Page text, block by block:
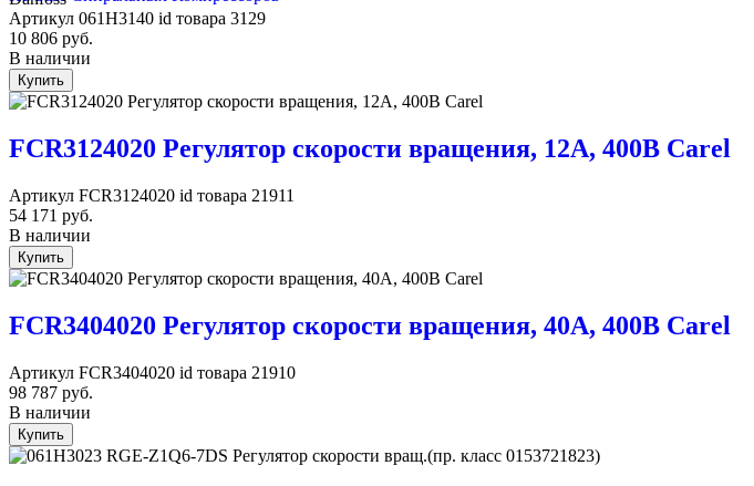
Артикул 061H3140 id товара 3129
10 806 руб.
В наличии
Купить
FCR3124020 Регулятор скорости вращения, 12А, 400В Carel
Артикул FCR3124020 id товара 21911
54 171 руб.
В наличии
Купить
FCR3404020 Регулятор скорости вращения, 40А, 400В Carel
Артикул FCR3404020 id товара 21910
98 787 руб.
В наличии
Купить